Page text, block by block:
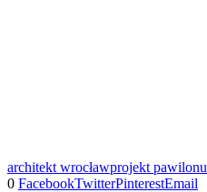
architekt wrocławprojekt pawilonu
0 FacebookTwitterPinterestEmail